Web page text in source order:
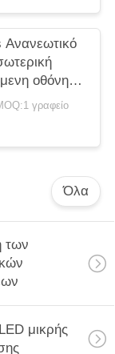
Ανανεωτικό
οθόνη
σύνδεση
ελέγχου
γραφείο
Όλα
των
μικρής